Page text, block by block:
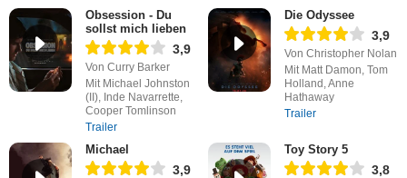
Obsession - Du
sollst mich lieben
3,9
Von Curry Barker
Mit Michael Johnston
(II), Inde Navarrette,
Cooper Tomlinson
Trailer
Die Odyssee
3,9
Von Christopher Nolan
Mit Matt Damon, Tom
Holland, Anne
Hathaway
Trailer
Michael
3,9
Toy Story 5
3,8